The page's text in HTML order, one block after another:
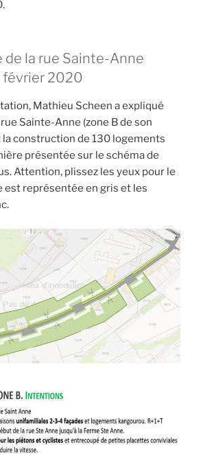
de la rue Sainte-Anne
février 2020
Mathieu Scheen a expliqué
Sainte-Anne (zone B de son
construction de 130 logements
présentée sur le schéma de
Attention, plissez les yeux pour le
est représentée en gris et les